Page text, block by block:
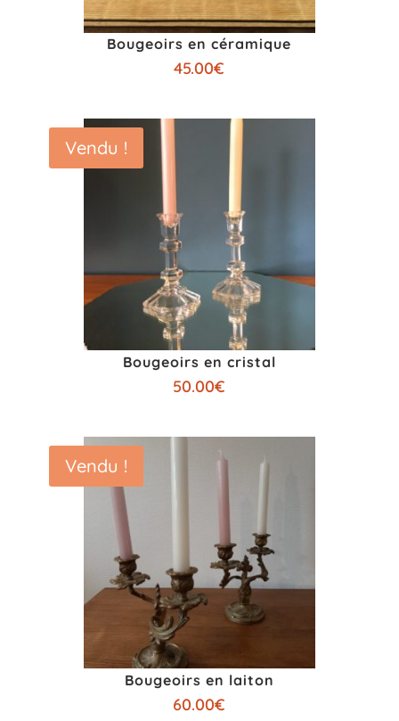
Bougeoirs en céramique
45.00€
Bougeoirs en cristal
50.00€
Vendu !
Bougeoirs en laiton
60.00€
Vendu !